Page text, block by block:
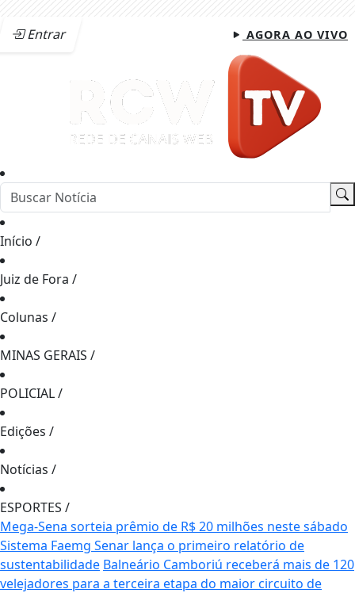
Entrar AGORA AO VIVO
Início /
Juiz de Fora /
Colunas /
MINAS GERAIS /
POLICIAL/
Edições /
Notícias /
ESPORTES /
Mega-Sena sorteia prêmio de R$ 20 milhões neste sábado
Sistema Faemg Senar lança o primeiro relatório de
sustentabilidade Balneário Camboriú receberá mais de 120
velejadores para a terceira etapa do maior circuito de